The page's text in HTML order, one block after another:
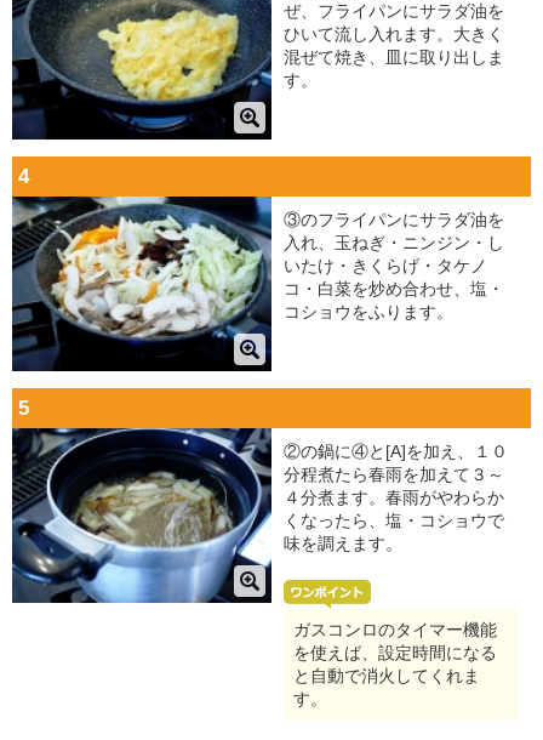
ぜ、フライパンにサラダ油を
ひいて流し入れます。大きく
混ぜて焼き、皿に取り出しま
す。
4
③のフライパンにサラダ油を
入れ、玉ねぎ・ニンジン・し
いたけ・きくらげ・タケノ
コ・白菜を炒め合わせ、塩・
コショウをふります。
5
②の鍋に④と[A]を加え、１０
分程煮たら春雨を加えて３～
４分煮ます。春雨がやわらか
くなったら、塩・コショウで
味を調えます。
ガスコンロのタイマー機能
を使えば、設定時間になる
と自動で消火してくれま
す。